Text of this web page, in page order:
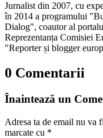
Jurnalist din 2007, cu
în 2014 a programului
Dialog", coautor al
Reprezentanța Comisiei
"Reporter și blogger
0 Comentarii
Înaintează un
Adresa ta de email nu va
marcate cu *